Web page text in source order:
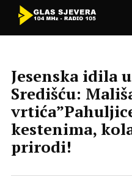
Jesenska idila
Središću:
kestenima,
prirodi!